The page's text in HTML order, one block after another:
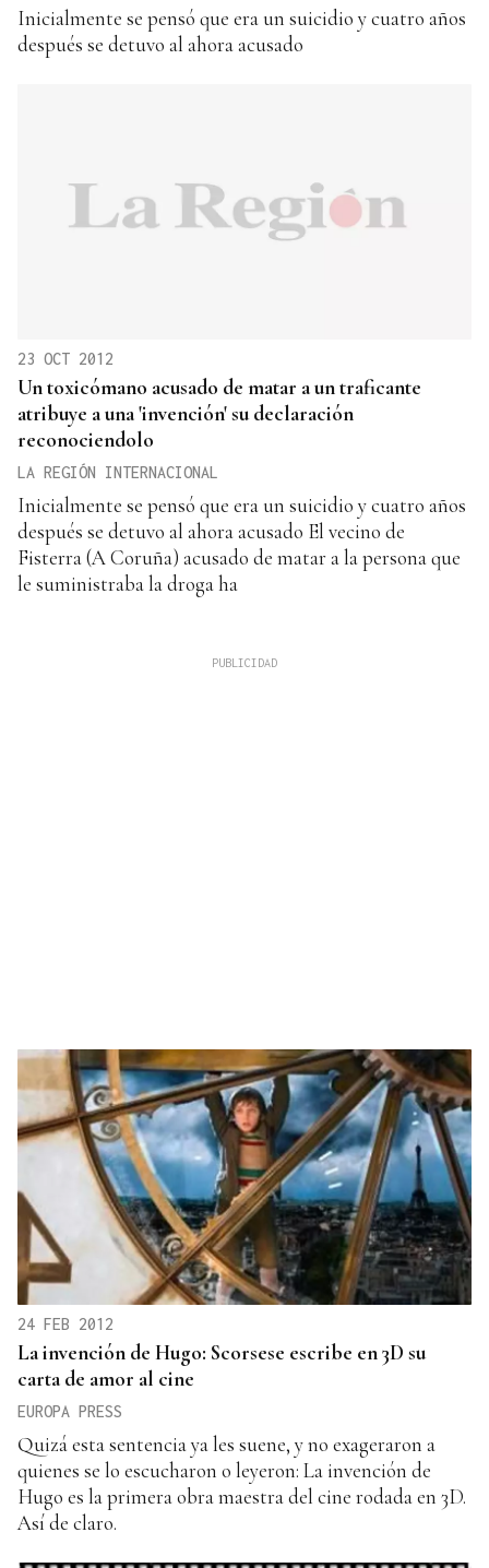
Inicialmente se pensó que era un suicidio y cuatro años
después se detuvo al ahora acusado
23 OCT 2012
Un toxicómano acusado de matar a un traficante
atribuye a una 'invención' su declaración
reconociendolo
LA REGIÓN INTERNACIONAL
Inicialmente se pensó que era un suicidio y cuatro años
después se detuvo al ahora acusado El vecino de
Fisterra (A Coruña) acusado de matar a la persona que
le suministraba la droga ha
24 FEB 2012
La invención de Hugo: Scorsese escribe en 3D su
carta de amor al cine
EUROPA PRESS
Quizá esta sentencia ya les suene, y no exageraron a
quienes se lo escucharon o leyeron: La invención de
Hugo es la primera obra maestra del cine rodada en 3D.
Así de claro.